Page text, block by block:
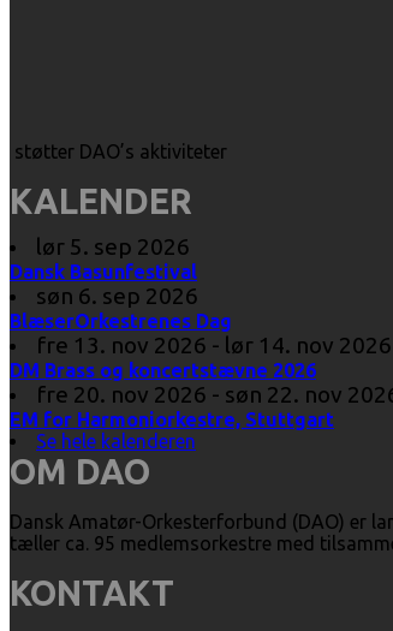
støtter DAO’s aktiviteter
KALENDER
lør 5. sep 2026
Dansk Basunfestival
søn 6. sep 2026
BlæserOrkestrenes Dag
fre 13. nov 2026 - lør 14. nov 2026
DM Brass og koncertstævne 2026
fre 20. nov 2026 - søn 22. nov
EM for Harmoniorkestre, Stuttgart
Se hele kalenderen
OM DAO
Dansk Amatør-Orkesterforbund (DAO) er
tæller ca. 95 medlemsorkestre med
KONTAKT